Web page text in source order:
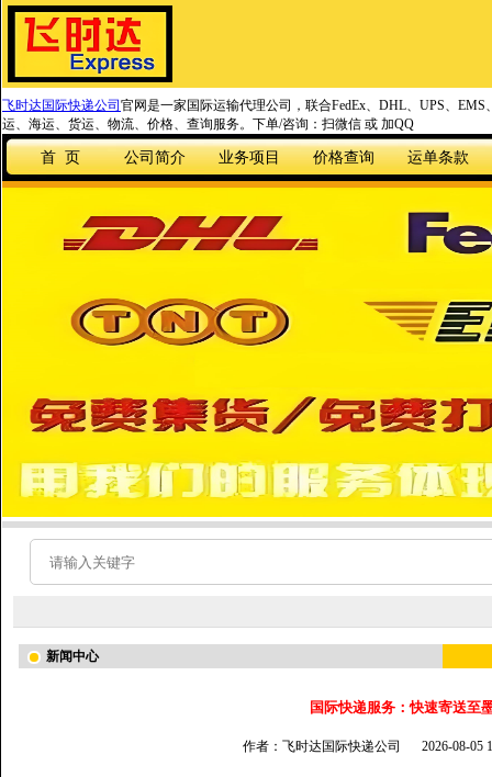
飞时达国际快递公司 官网是一家国际运输代理公司，联合FedEx、DHL、UPS、
运、海运、货运、物流、价格、查询服务。下单/咨询：扫微信 或 加QQ
首 页 公司简介 业务项目 价格查询 运单条款
新闻中心
国际快递服务：快速寄送至
作者：飞时达国际快递公司 2026-08-05